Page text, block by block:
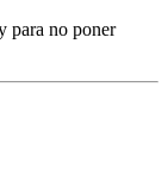
para no poner